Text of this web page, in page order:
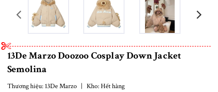
prev
13De Marzo Doozoo Cosplay Down Jacket
Semolina
Thương hiệu: 13De Marzo | Kho:Hết hàng